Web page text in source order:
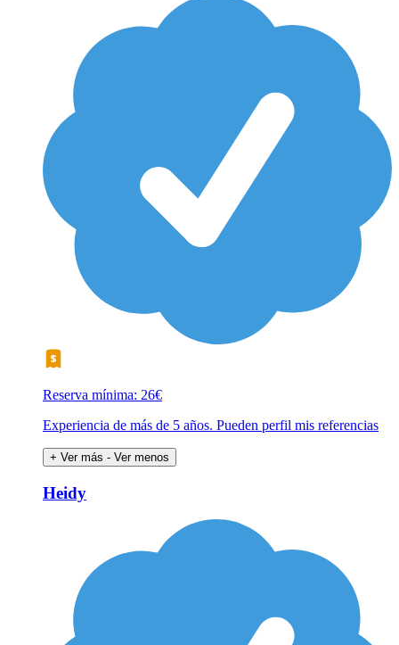
Reserva mínima: 26€
Experiencia de más de 5 años. Pueden perfil mis referencias
+ Ver más - Ver menos
Heidy